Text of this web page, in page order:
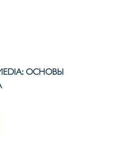
ОСНОВЫ